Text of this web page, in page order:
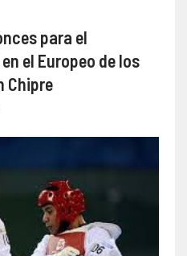
para el
el Europeo de los
Chipre